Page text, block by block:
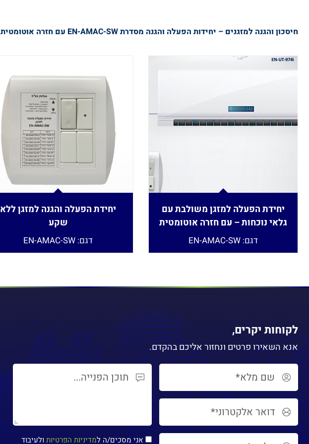
חיסכון והגנה למזגנים – יחידות הפעלה והגנה מסדרת EN-AMAC-SW עם חזרה אוטומטית
יחידת הפעלה למזגן משולבת עם
גלאי נוכחות – עם חזרה אוטומטית
דגם: EN-AMAC-SW
יחידת הפעלה והגנה למזגן ללא
שקע
דגם: EN-AMAC-SW
לקוחות יקרים,
אנא השאירו פרטים ונחזור אליכם בהקדם.
אני מסכים/ה למדיניות הפרטיותולעיבוד